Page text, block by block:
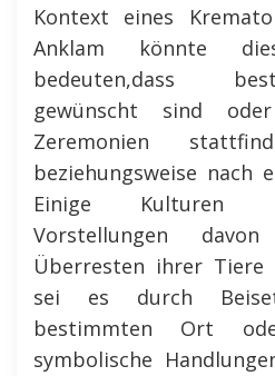
Kontext eines
Anklam könnte
bedeuten,dass
gewünscht sind
Zeremonien
beziehungsweise nach
Einige Kulturen
Vorstellungen
Überresten ihrer Tiere
sei es durch
bestimmten Ort
symbolische